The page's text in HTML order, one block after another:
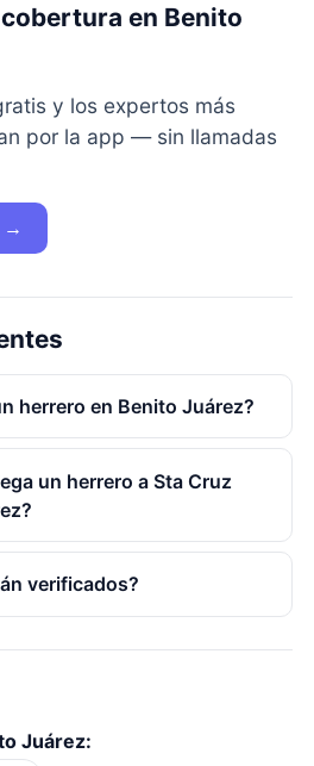
en Benito
y los expertos más
por la app — sin llamadas
→
herrero en Benito Juárez?
un herrero a Sta Cruz
verificados?
Juárez: